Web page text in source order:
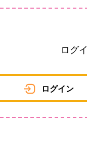
ログ
ログイン